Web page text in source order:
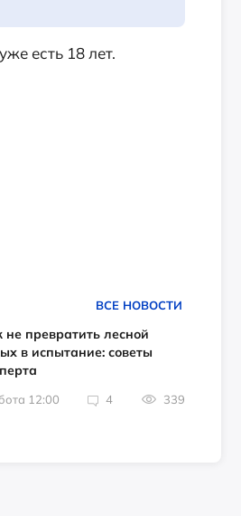
есть 18 лет.
ВСЕ НОВОСТИ
не превратить лесной
в испытание: советы
12:00 4 339